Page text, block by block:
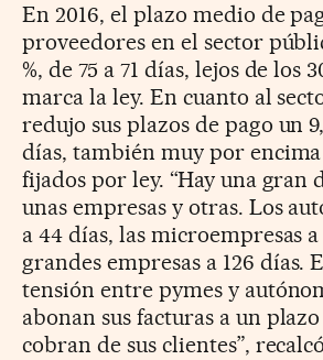
En 2016, el plazo medio de
proveedores en el sector
%, de 75 a 71 días, lejos de los
marca la ley. En cuanto al
redujo sus plazos de pago un
días, también muy por
fijados por ley. “Hay una gran
unas empresas y otras. Los
a 44 días, las microempresas
grandes empresas a 126 días.
tensión entre pymes y
abonan sus facturas a un
cobran de sus clientes”,